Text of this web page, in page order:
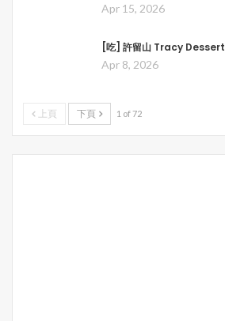
Apr 15, 2026
[吃] 許留山 Tracy Dessert
Apr 8, 2026
上頁 下頁 1 of 72